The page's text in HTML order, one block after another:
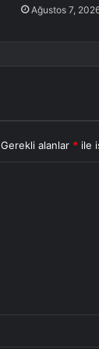
Ağustos 7,
Gerekli alanlar * ile